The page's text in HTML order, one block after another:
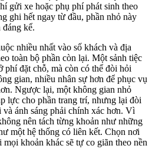
gửi xe hoặc phụ phí phát sinh theo
ghi hết ngay từ đầu, phần nhỏ này
đáng kể.
nhiều nhất vào số khách và địa
toàn bộ phần còn lại. Một sảnh tiệc
phí đặt chỗ, mà còn có thể đòi hỏi
gian, nhiều nhân sự hơn để phục vụ
Ngược lại, một không gian nhỏ
lực cho phần trang trí, nhưng lại đòi
ánh sáng phải chính xác hơn. Vì
nên tách từng khoản như những
một hệ thống có liên kết. Chọn nơi
khoản khác sẽ tự co giãn theo nền